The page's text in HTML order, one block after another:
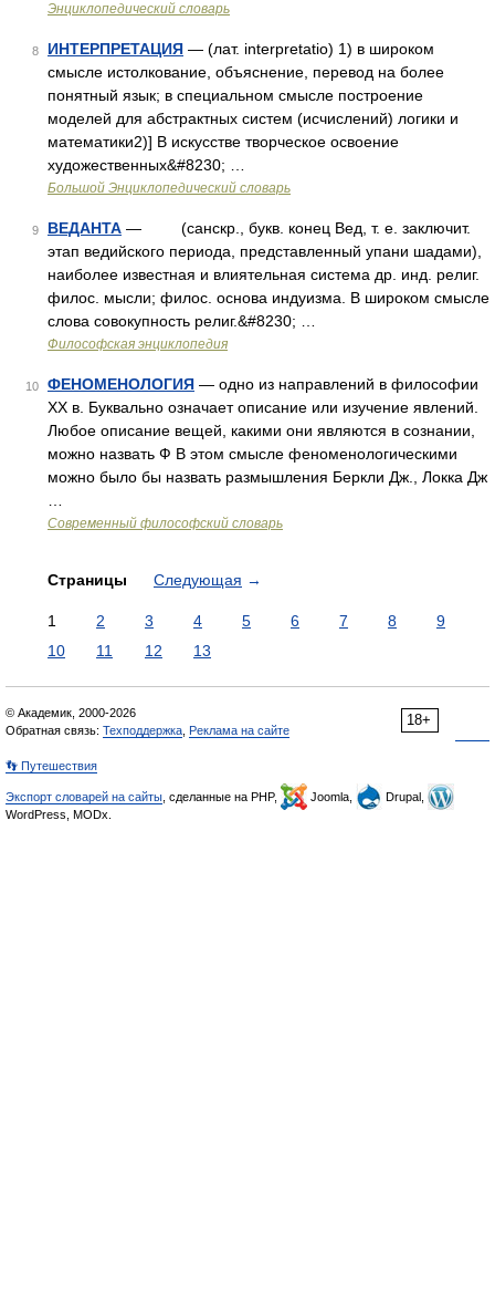
Энциклопедический словарь
8 ИНТЕРПРЕТАЦИЯ — (лат. interpretatio) 1) в широком
смысле истолкование, объяснение, перевод на более
понятный язык; в специальном смысле построение
моделей для абстрактных систем (исчислений) логики и
математики2)] В искусстве творческое освоение
художественных&#8230; …
Большой Энциклопедический словарь
9 ВЕДАНТА — (санскр., букв. конец Вед, т. е. заключит.
этап ведийского периода, представленный упани шадами),
наиболее известная и влиятельная система др. инд. религ.
филос. мысли; филос. основа индуизма. В широком смысле
слова совокупность религ.&#8230; …
Философская энциклопедия
10 ФЕНОМЕНОЛОГИЯ — одно из направлений в философии
XX в. Буквально означает описание или изучение явлений.
Любое описание вещей, какими они являются в сознании,
можно назвать Ф В этом смысле феноменологическими
можно было бы назвать размышления Беркли Дж., Локка Дж
Современный философский словарь
Страницы Следующая →
1 2 3 4 5 6 7 8
9
10
11 12 13
18+
© Академик, 2000-2026
Обратная связь: Техподдержка Реклама на сайте
👣 Путешествия
Экспорт словарей на сайты , сделанные на PHP, Joomla,
Drupal,
WordPress, MODx.